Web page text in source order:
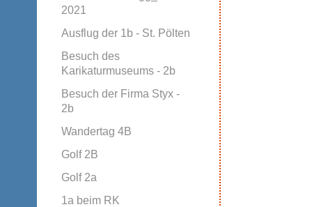
2021
Ausflug der 1b - St. Pölten
Besuch des
Karikaturmuseums - 2b
Besuch der Firma Styx -
2b
Wandertag 4B
Golf 2B
Golf 2a
1a beim RK